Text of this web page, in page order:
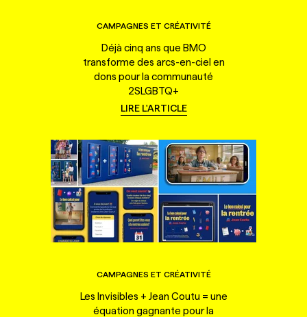
CAMPAGNES ET CRÉATIVITÉ
Déjà cinq ans que BMO
transforme des arcs-en-ciel en
dons pour la communauté
2SLGBTQ+
LIRE L'ARTICLE
CAMPAGNES ET CRÉATIVITÉ
Les Invisibles + Jean Coutu = une
équation gagnante pour la